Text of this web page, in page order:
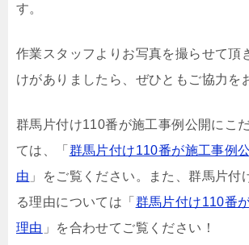
す。
作業スタッフよりお写真を撮らせて頂
けがありましたら、ぜひともご協力を
群馬片付け110番が施工事例公開にこ
ては、「 群馬片付け110番が施工事例
由 」をご覧ください。また、群馬片付
る理由については「 群馬片付け110番
理由 」を合わせてご覧ください！